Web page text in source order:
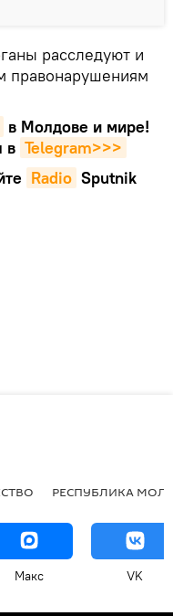
расследуют и
правонарушениям
в Молдове и мире!
в Telegram>>>
Radio Sputnik
РЕСПУБЛИКА
Макс VK